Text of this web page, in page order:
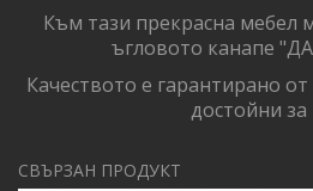
Към тази прекрасна мебел
ъгловото канапе
Качеството е гарантирано
достойни за
СВЪРЗАН ПРОДУКТ